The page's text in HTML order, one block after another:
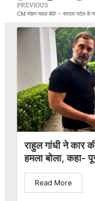
PREVIOUS
राहुल गांधी ने कार
हमला बोला, कहा-
Read More